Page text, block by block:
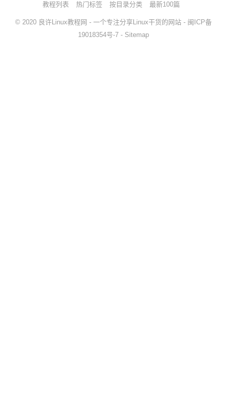
教程列表 热门标签 按目录分类 最新100篇
© 2020 良许Linux教程网 - 一个专注分享Linux干货的网站 - 闽ICP备
19018354号-7 - Sitemap